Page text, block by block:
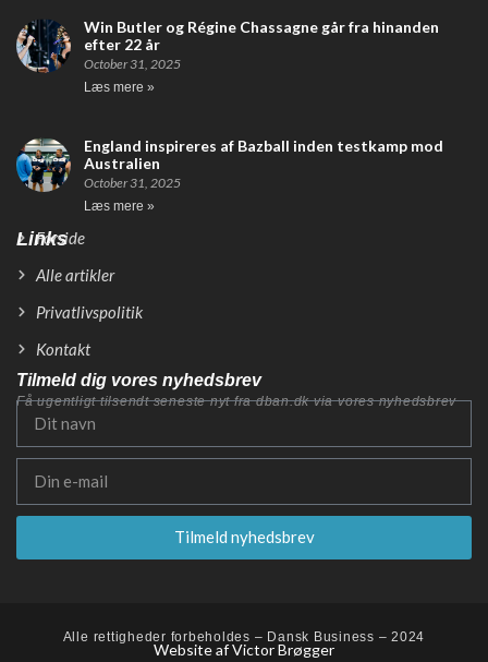
Win Butler og Régine Chassagne går fra hinanden
efter 22 år
October 31, 2025
Læs mere »
England inspireres af Bazball inden testkamp mod
Australien
October 31, 2025
Læs mere »
Links
Forside
Alle artikler
Privatlivspolitik
Kontakt
Tilmeld dig vores nyhedsbrev
Få ugentligt tilsendt seneste nyt fra dban.dk via vores nyhedsbrev
Tilmeld nyhedsbrev
Alle rettigheder forbeholdes – Dansk Business – 2024
Website af Victor Brøgger